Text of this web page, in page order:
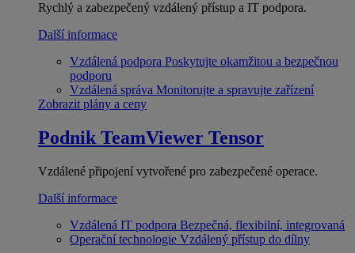
Rychlý a zabezpečený vzdálený přístup a IT podpora.
Další informace
Vzdálená podpora Poskytujte okamžitou a bezpečnou
podporu
Vzdálená správa Monitorujte a spravujte zařízení
Zobrazit plány a ceny
Podnik TeamViewer Tensor
Vzdálené připojení vytvořené pro zabezpečené operace.
Další informace
Vzdálená IT podpora Bezpečná, flexibilní, integrovaná
Operační technologie Vzdálený přístup do dílny